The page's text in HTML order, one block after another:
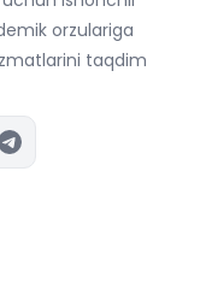
orzulariga
taqdim